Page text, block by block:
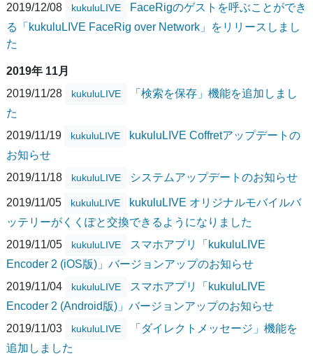
2019/12/08 kukuluLIVE
FaceRigのゲストを呼ぶことができ
る「kukuluLIVE FaceRig over Network」をリリースしまし
た
2019年 11月
2019/11/28
kukuluLIVE
「検索を保存」機能を追加しまし
た
2019/11/19
kukuluLIVE
kukuluLIVE Coffretアップデートの
お知らせ
2019/11/18
kukuluLIVE システムアップデートのお知らせ
2019/11/05 kukuluLIVE
kukuluLIVE オリジナルモバイルバ
ッテリーがくくぽと交換できるようになりました
2019/11/05
kukuluLIVE
スマホアプリ「kukuluLIVE
Encoder 2 (iOS版)」バージョンアップのお知らせ
2019/11/04
kukuluLIVE
スマホアプリ「kukuluLIVE
Encoder 2 (Android版)」バージョンアップのお知らせ
2019/11/03
kukuluLIVE
「ダイレクトメッセージ」機能を
追加しました